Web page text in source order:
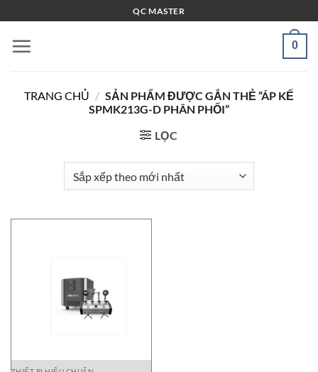
qua
nội
QC MASTER
0
TRANG CHỦ / SẢN PHẨM ĐƯỢC GẮN THẺ “ÁP KẾ
SPMK213G-D PHÂN PHỐI”
LỌC